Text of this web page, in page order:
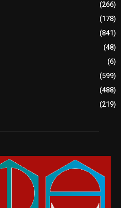
(266)
(178)
(841)
(48)
(6)
(599)
(488)
(219)